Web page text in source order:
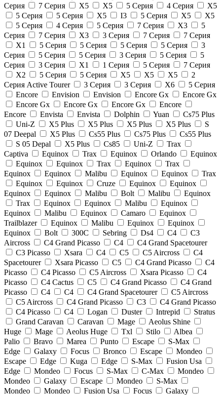
Серия
7 Серия X5 X5 5 Серия 4 Серия
X5
5 Серия
5 Серия X5 I3 5 Серия X5
X5
5 Серия
4 Серия 5 Серия 7 Серия X3
5
Серия
7 Серия X3 3 Серия 7 Серия
7 Серия
X1
5 Серия 5 Серия 5 Серия 5 Серия
3
Серия
5 Серия 5 Серия 3 Серия 5 Серия
5
Серия
3 Серия X1 1 Серия 5 Серия
7 Серия
X2
5 Серия 5 Серия X5 X5 X5
2
Серия Active Tourer
3 Серия 3 Серия X6
5 Серия
Encore
Envision Envision Encore Gx
Encore Gx
Encore Gx
Encore Gx Encore Gx
Encore
Encore
Envista Envista Dolphin Yuan
Cs75 Plus
Uni-Z
X5 Plus X5 Plus X5 Plus X5 Plus
S
07 Deepal
X5 Plus Cs55 Plus Cs75 Plus
Cs55 Plus
S 05 Depal
X5 Plus Cs85 Uni-Z
Trax
Captiva
Equinox Trax Equinox Orlando
Equinox
Equinox
Equinox Trax Equinox
Trax
Equinox
Equinox Malibu Equinox Equinox
Trax
Equinox
Equinox Cruze Equinox
Equinox
Equinox
Equinox Malibu Bolt Malibu
Equinox
Trax
Equinox Equinox Malibu
Equinox
Equinox
Malibu Equinox Camaro
Equinox
Trailblazer
Equinox Malibu Equinox
Equinox
Equinox
Bolt 300C Sebring Ds4 C4
C3
Aircross
C4 Grand Picasso C4
C4 Grand Spacetourer
C3 Picasso
Xsara C4 C5 C5 Aircross
C4
Spacetourer
Xsara Picasso C5 C4 Grand Picasso
C4
Picasso
C4 Picasso C5 Aircross Xsara Picasso
C4
Picasso
C4 Cactus C5 C4 Grand Picasso
C4 Grand
Picasso
C4 C4 C4 Grand Spacetourer
C5 Aircross
C5 Aircross
C4 Grand Picasso C3
C4 Grand Picasso
C4 Picasso
C4 Logan Duster Intrepid
Stratus
Grand Caravan
Caravan Mage
Aeolus Shine
Huge
Mage Aeolus Huge Txl Stilo
Albea
Palio
Bravo Marea Punto Escape
S-Max
Edge
Galaxy Focus Bronco Escape
Mondeo
Escape
Edge Kuga Edge S-Max
Fusion Usa
Edge
Mondeo Focus S-Max C-Max
Mondeo
Mondeo
Galaxy Escape Mondeo
S-Max
Mondeo
Mondeo Fusion Usa Focus
Galaxy